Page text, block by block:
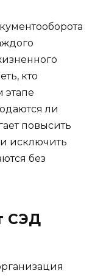
кто
этапе
ли
повысить
исключить
без
СЭД